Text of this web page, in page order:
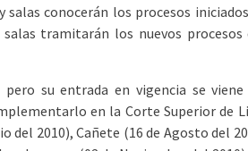
salas conocerán los procesos
tramitarán los nuevos procesos
su entrada en vigencia se viene
en la Corte Superior de
del 2010), Cañete (16 de Agosto del